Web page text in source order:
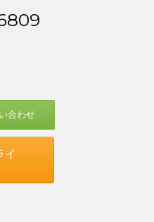
合わせ